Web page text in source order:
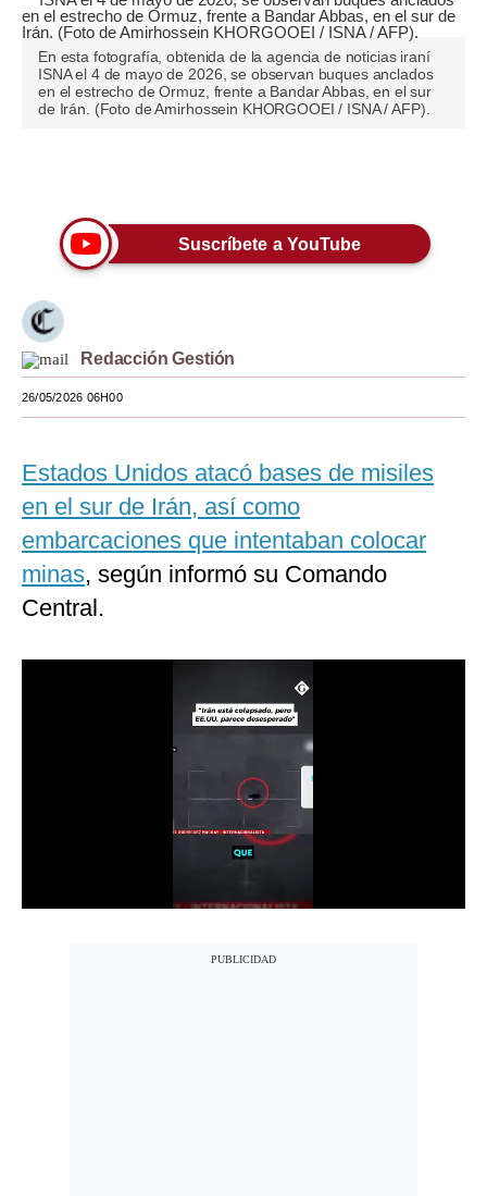
Pregunta de hoy
Blogs
Tendencias
Moda
Mundo
EEUU
México
España
Internacional
Tecnología
En esta fotografía, obtenida de la agencia de noticias iraní
ISNA el 4 de mayo de 2026, se observan buques anclados
en el estrecho de Ormuz, frente a Bandar Abbas, en el sur
de Irán. (Foto de Amirhossein KHORGOOEI / ISNA / AFP).
Suscríbete a YouTube
Redacción Gestión
26/05/2026 06H00
Estados Unidos atacó bases de misiles
en el sur de Irán, así como
embarcaciones que intentaban colocar
minas, según informó su Comando
Central.